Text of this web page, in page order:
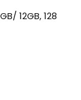
12GB, 128